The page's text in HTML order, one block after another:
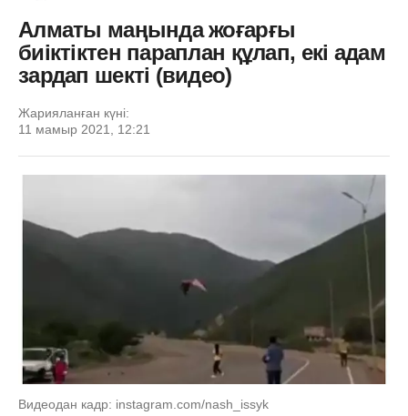
Алматы маңында жоғарғы
биіктіктен параплан құлап, екі адам
зардап шекті (видео)
Жарияланған күні:
11 мамыр 2021, 12:21
Видеодан кадр: instagram.com/nash_issyk